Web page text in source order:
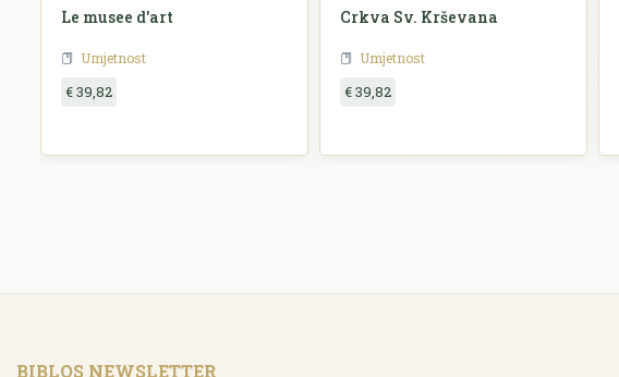
Le musee d'art
Umjetnost
€ 39,82
Crkva Sv. Krševana
Umjetnost
€ 39,82
BIBLOS NEWSLETTER